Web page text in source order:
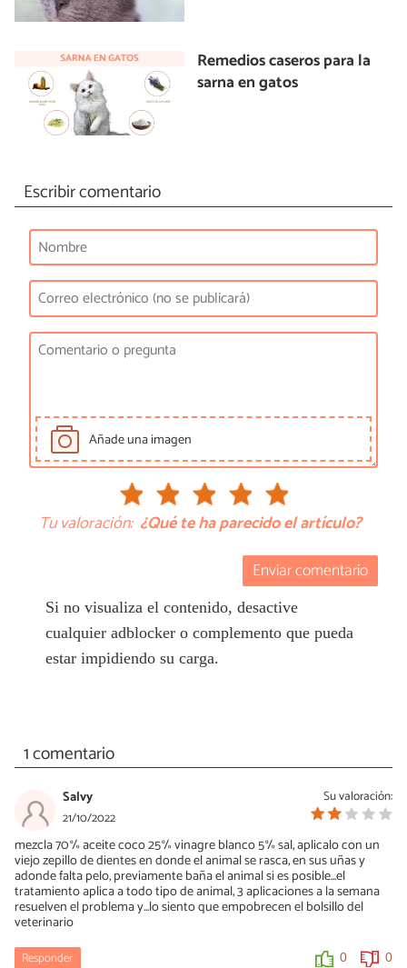
Remedios caseros para la
sarna en gatos
Escribir comentario
Añade una imagen
Tu valoración: ¿Qué te ha parecido el artículo?
Enviar comentario
Si no visualiza el contenido, desactive
cualquier adblocker o complemento que pueda
estar impidiendo su carga.
1 comentario
Su valoración:
Salvy
21/10/2022
mezcla 70% aceite coco 25% vinagre blanco 5% sal, aplicalo con un
viejo zepillo de dientes en donde el animal se rasca, en sus uñas y
adonde falta pelo, previamente baña el animal si es posible...el
tratamiento aplica a todo tipo de animal, 3 aplicaciones a la semana
resuelven el problema y...lo siento que empobrecen el bolsillo del
veterinario
Responder 0 0